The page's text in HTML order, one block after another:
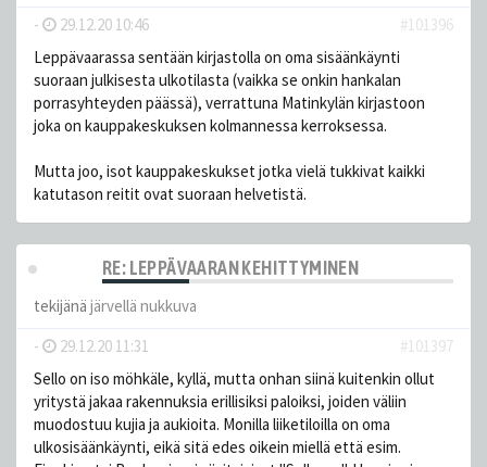
- 29.12.20 10:46
#101396
Leppävaarassa sentään kirjastolla on oma sisäänkäynti
suoraan julkisesta ulkotilasta (vaikka se onkin hankalan
porrasyhteyden päässä), verrattuna Matinkylän kirjastoon
joka on kauppakeskuksen kolmannessa kerroksessa.
Mutta joo, isot kauppakeskukset jotka vielä tukkivat kaikki
katutason reitit ovat suoraan helvetistä.
RE: LEPPÄVAARAN KEHITTYMINEN
tekijänä järvellä nukkuva
-
29.12.20 11:31
#101397
Sello on iso möhkäle, kyllä, mutta onhan siinä kuitenkin ollut
yritystä jakaa rakennuksia erillisiksi paloiksi, joiden väliin
muodostuu kujia ja aukioita. Monilla liiketiloilla on oma
ulkosisäänkäynti, eikä sitä edes oikein miellä että esim.